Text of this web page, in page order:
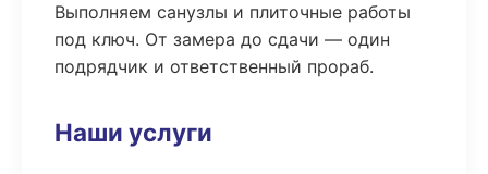
Выполняем санузлы и плиточные работы
под ключ. От замера до сдачи — один
подрядчик и ответственный прораб.
Наши услуги